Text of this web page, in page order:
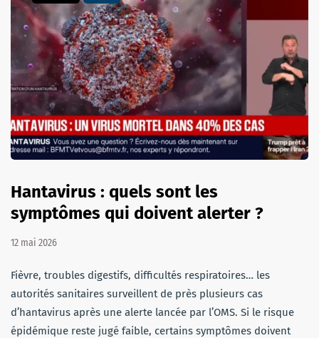
Hantavirus : quels sont les
symptômes qui doivent alerter ?
12 mai 2026
Fièvre, troubles digestifs, difficultés respiratoires… les
autorités sanitaires surveillent de près plusieurs cas
d’hantavirus après une alerte lancée par l’OMS. Si le risque
épidémique reste jugé faible, certains symptômes doivent